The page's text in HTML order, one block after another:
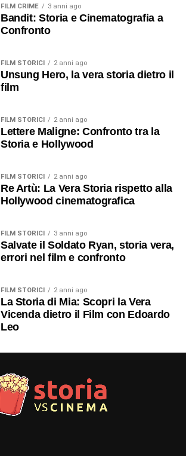
FILM CRIME 3 anni ago
Bandit: Storia e Cinematografia a
Confronto
FILM STORICI 2 anni ago
Unsung Hero, la vera storia dietro il
film
FILM STORICI 2 anni ago
Lettere Maligne: Confronto tra la
Storia e Hollywood
FILM STORICI 2 anni ago
Re Artù: La Vera Storia rispetto alla
Hollywood cinematografica
FILM STORICI 3 anni ago
Salvate il Soldato Ryan, storia vera,
errori nel film e confronto
FILM STORICI 2 anni ago
La Storia di Mia: Scopri la Vera
Vicenda dietro il Film con Edoardo
Leo